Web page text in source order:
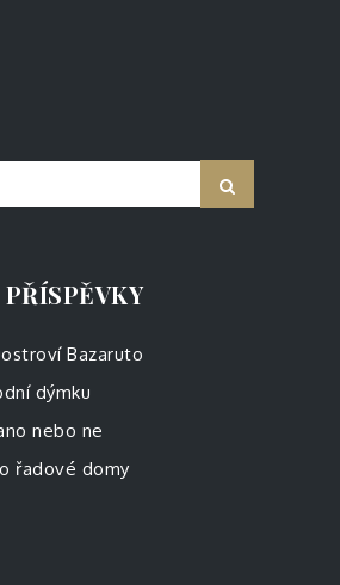
Bazaruto
dýmku
nebo ne
řadové domy